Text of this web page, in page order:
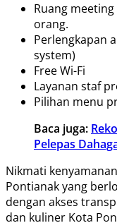
Ruang
orang.
Perlengkapan
system)
Free Wi-Fi
Layanan staf
Pilihan menu
Baca juga:
Pelepas
Nikmati
Pontianak yang
dengan akses
dan kuliner Kota